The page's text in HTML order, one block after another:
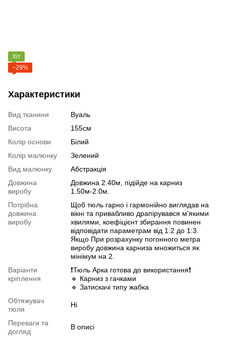
Хіт
−29%
Характеристики
Вид тканини
Вуаль
Висота
155см
Колір основи
Білий
Колір малюнку
Зелений
Вид малюнку
Абстракція
Довжина
виробу
Довжина 2.40м, підійде на карниз
1.50м-2.0м.
Потрібна
довжина
виробу
Щоб тюль гарно і гармонійно виглядав на
вікні та привабливо драпірувався м'якими
хвилями, коефіцієнт збирання повинен
відповідати параметрам від 1:2 до 1:3.
Якщо При розрахунку погонного метра
виробу довжина карниза множиться як
мінімум на 2.
Варіанти
кріплення
❗️Тюль Арка готова до використання❗️
🔹 Карниз з гачками
🔹 Затискачі типу жабка
Обтяжувач
тюля
Ні
Переваги та
догляд
В описі